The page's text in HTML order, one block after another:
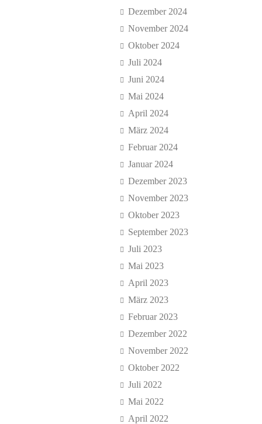
Dezember 2024
November 2024
Oktober 2024
Juli 2024
Juni 2024
Mai 2024
April 2024
März 2024
Februar 2024
Januar 2024
Dezember 2023
November 2023
Oktober 2023
September 2023
Juli 2023
Mai 2023
April 2023
März 2023
Februar 2023
Dezember 2022
November 2022
Oktober 2022
Juli 2022
Mai 2022
April 2022